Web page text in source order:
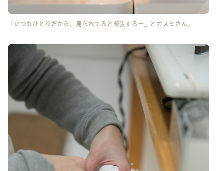
「いつもひとりだから、見られてると緊張するー」とカスミさん。